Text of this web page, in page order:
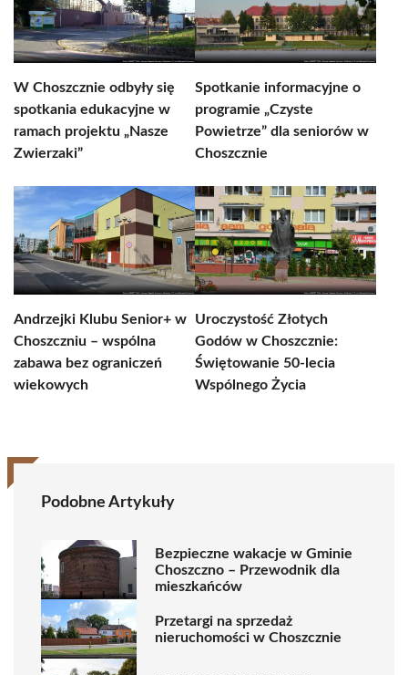
W Choszcznie odbyły się
spotkania edukacyjne w
ramach projektu „Nasze
Zwierzaki”
Spotkanie informacyjne o
programie „Czyste
Powietrze” dla seniorów w
Choszcznie
Andrzejki Klubu Senior+ w
Choszczniu – wspólna
zabawa bez ograniczeń
wiekowych
Uroczystość Złotych
Godów w Choszcznie:
Świętowanie 50-lecia
Wspólnego Życia
Podobne Artykuły
Bezpieczne wakacje w Gminie
Choszczno – Przewodnik dla
mieszkańców
Przetargi na sprzedaż
nieruchomości w Choszcznie